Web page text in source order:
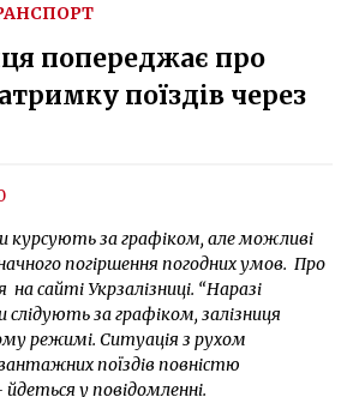
попереджає про
поїздів через
курсують за графіком, але можливі
погіршення погодних умов. Про
сайті Укрзалізниці. “Наразі
слідують за графіком, залізниця
режимі. Ситуація з рухом
поїздів повністю
у повідомленні.